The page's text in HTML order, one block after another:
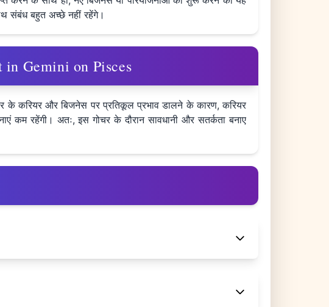
संबंध बहुत अच्छे नहीं रहेंगे।
in Gemini on Pisces
के करियर और बिजनेस पर प्रतिकूल प्रभाव डालने के कारण, करियर
कम रहेंगी। अतः, इस गोचर के दौरान सावधानी और सतर्कता बनाए